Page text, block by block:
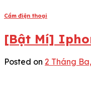
Cầm điện thoại
[Bật Mí]
Posted on 2 Tháng